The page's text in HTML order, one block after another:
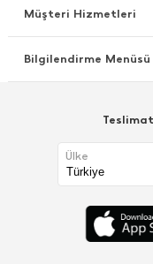
Müşteri Hizmetleri
Bilgilendirme Menüsü
Ülke